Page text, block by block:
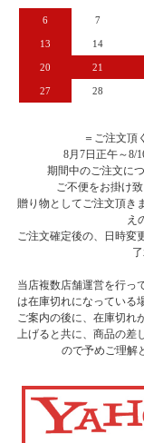
6 7
13 14
20 21
27 28
＝ご注文頂
8月7日正午～8/
期間中のご注文に
ご不便をお掛け
贈り物としてご注文頂き
え
ご注文確定後の、日時変
当店複数店舗運営を行っ
は在庫切れになっている
ご案内の後に、在庫切れ
上げると共に、商品の差
ので予めご理解